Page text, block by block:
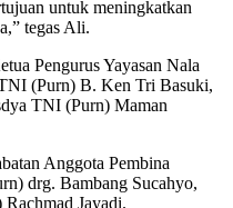
untuk meningkatkan
tegas Ali.
Pengurus Yayasan Nala
(Purn) B. Ken Tri Basuki,
TNI (Purn) Maman
Anggota Pembina
drg. Bambang Sucahyo,
Jayadi.